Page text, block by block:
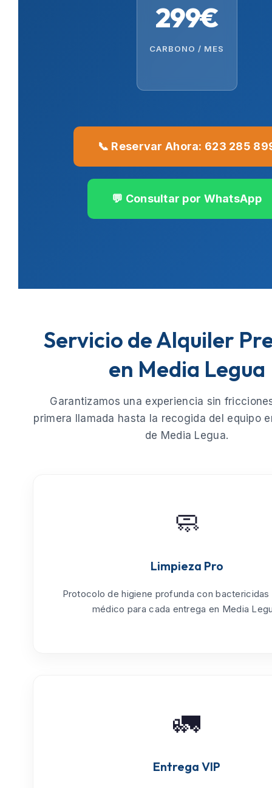
299€
CARBONO / MES
📞 Reservar Ahora: 623 285
💬 Consultar por WhatsApp
Servicio de Alquiler
en Media Legua
Garantizamos una experiencia sin
primera llamada hasta la recogida del equipo
de Media Legua.
🧼
Limpieza Pro
Protocolo dehigiene profunda con bactericidas
médico para cada entrega en Media
🚛
Entrega VIP